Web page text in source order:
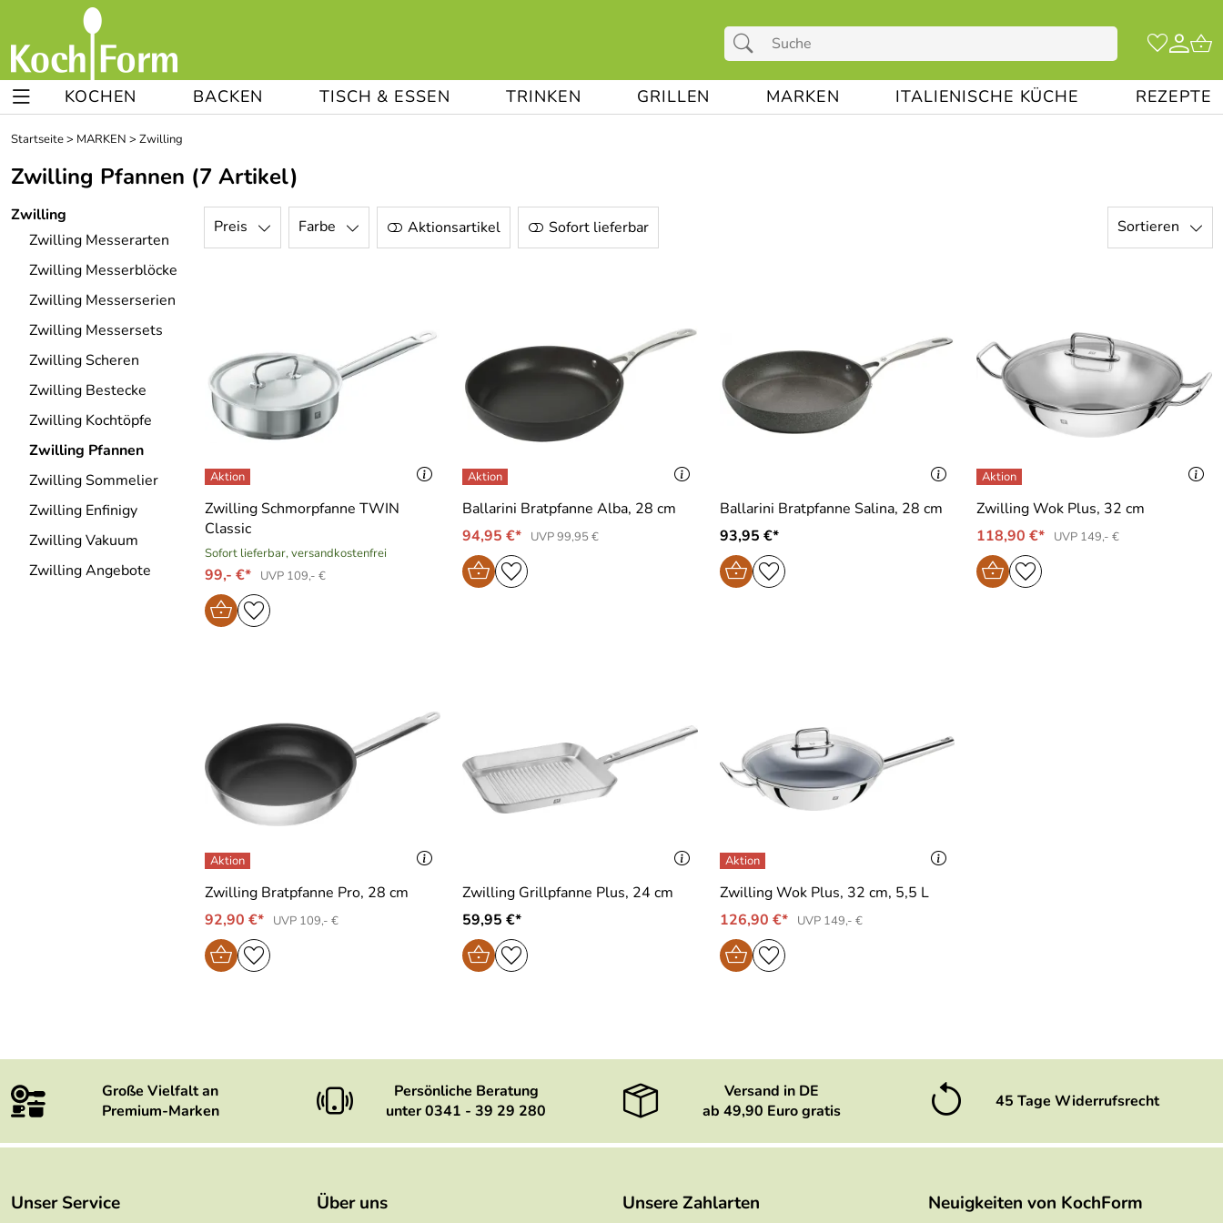
KOCHEN BACKEN TISCH & ESSEN TRINKEN GRILLEN MARKEN ITALIENISCHE KÜCHE REZEPTE
Startseite> MARKEN > Zwilling
Zwilling Pfannen (7 Artikel)
Zwilling
Zwilling Messerarten
Zwilling Messerblöcke
Zwilling Messerserien
Zwilling Messersets
Zwilling Scheren
Zwilling Bestecke
Zwilling Kochtöpfe
Zwilling Pfannen
Zwilling Sommelier
Zwilling Enfinigy
Zwilling Vakuum
Zwilling Angebote
Preis Farbe Aktionsartikel Sofort lieferbar Sortieren
Zwilling Schmorpfanne TWIN
Classic
Sofort lieferbar, versandkostenfrei
99,- €* UVP 109,- €
Ballarini Bratpfanne Alba, 28 cm
94,95 €*
UVP 99,95 €
Ballarini Bratpfanne Salina, 28 cm
93,95 €*
Zwilling Wok Plus, 32 cm
118,90 €*
UVP 149,- €
Zwilling Bratpfanne Pro, 28 cm
92,90 €*
UVP 109,- €
Zwilling Grillpfanne Plus, 24 cm
59,95 €*
Zwilling Wok Plus, 32 cm, 5,5 L
126,90 €*
UVP 149,- €
Große Vielfalt an
Premium-Marken
Persönliche Beratung
unter 0341 - 39 29 280
Versand in DE
ab 49,90 Euro gratis
45 Tage Widerrufsrecht
Unser Service Über uns Unsere Zahlarten Neuigkeiten von KochForm